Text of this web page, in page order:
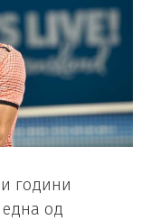
години
од